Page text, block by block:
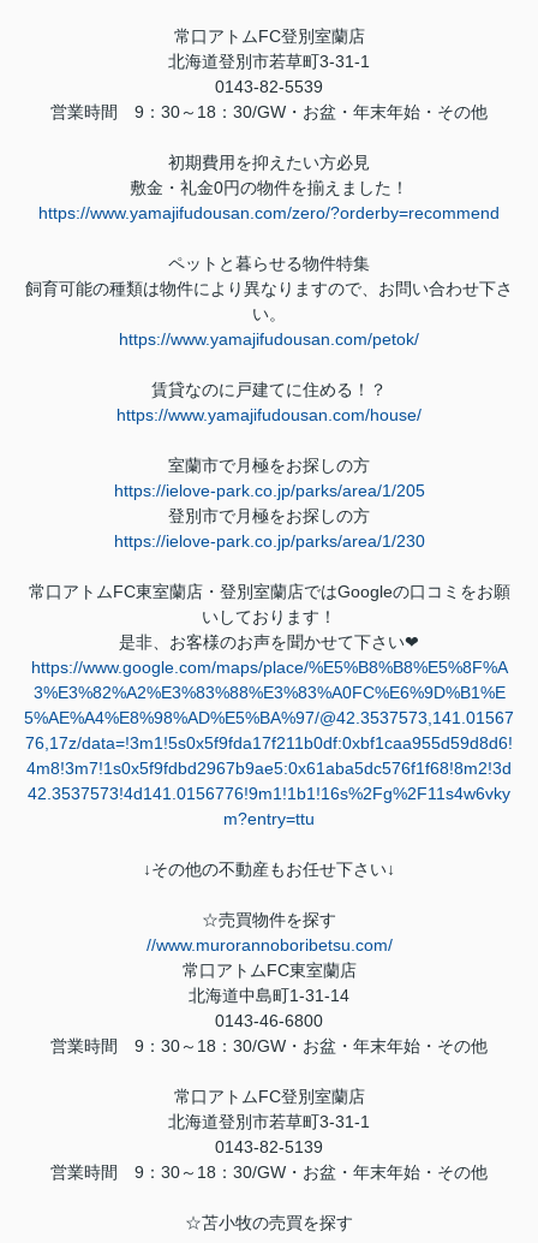
常口アトムFC登別室蘭店
北海道登別市若草町3-31-1
0143-82-5539
営業時間 9 ： 30～ 18 ： 30/GW ・お盆・年末年始・その他
初期費用を抑えたい方必見
敷金・礼金0円の物件を揃えました！
https://www.yamajifudousan.com/zero/?orderby=recommend
ペットと暮らせる物件特集
飼育可能の種類は物件により異なりますので、お問い合わせ下さ
い。
https://www.yamajifudousan.com/petok/
賃貸なのに戸建てに住める！？
https://www.yamajifudousan.com/house/
室蘭市で月極をお探しの方
https://ielove-park.co.jp/parks/area/1/205
登別市で月極をお探しの方
https://ielove-park.co.jp/parks/area/1/230
常口アトムFC東室蘭店・登別室蘭店ではGoogleの口コミをお願
いしております！
是非、お客様のお声を聞かせて下さい❤
https://www.google.com/maps/place/%E5%B8%B8%E5%8F%A
3%E3%82%A2%E3%83%88%E3%83%A0FC%E6%9D%B1%E
5%AE%A4%E8%98%AD%E5%BA%97/@42.3537573,141.01567
76,17z/data=!3m1!5s0x5f9fda17f211b0df:0xbf1caa955d59d8d6!
4m8!3m7!1s0x5f9fdbd2967b9ae5:0x61aba5dc576f1f68!8m2!3d
42.3537573!4d141.0156776!9m1!1b1!16s%2Fg%2F11s4w6vky
m?entry=ttu
↓その他の不動産もお任せ下さい↓
☆売買物件を探す
//www.murorannoboribetsu.com/
常口アトムFC東室蘭店
北海道中島町1-31-14
0143-46-6800
営業時間 9 ： 30～ 18 ： 30/GW ・お盆・年末年始・その他
常口アトムFC登別室蘭店
北海道登別市若草町3-31-1
0143-82-5139
営業時間 9 ： 30～ 18 ： 30/GW ・お盆・年末年始・その他
☆苫小牧の売買を探す